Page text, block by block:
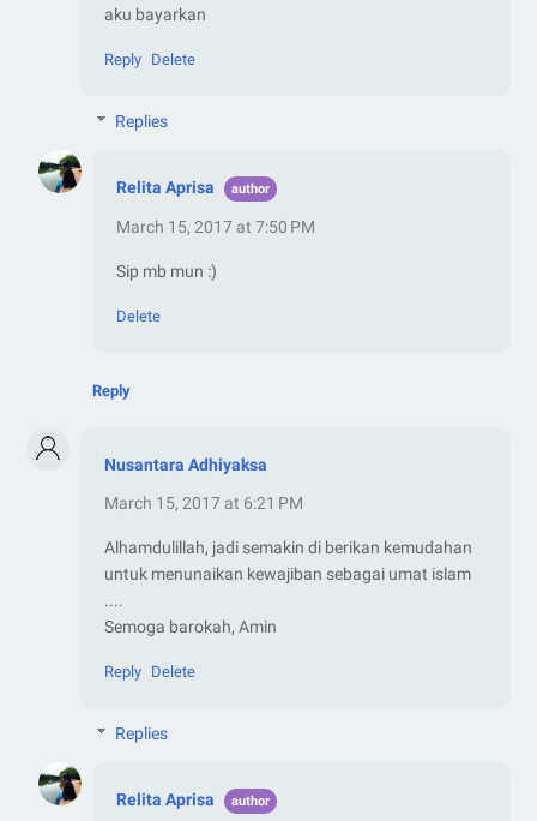
aku bayarkan
Reply Delete
Replies
Relita Aprisa
March 15, 2017 at 7:50 PM
Sip mb mun :)
Delete
Reply
Nusantara Adhiyaksa
March 15, 2017 at 6:21 PM
Alhamdulillah, jadi semakin di berikan kemudahan
untuk menunaikan kewajiban sebagai umat islam
....
Semoga barokah, Amin
Reply Delete
Replies
Relita Aprisa